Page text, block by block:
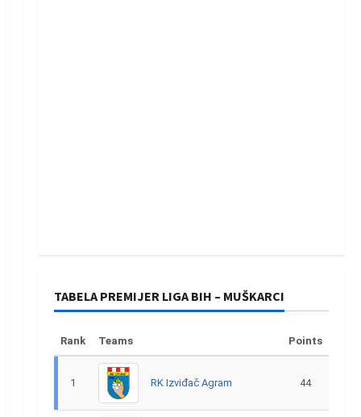
TABELA PREMIJER LIGA BIH – MUŠKARCI
Rank Teams Points
1 RK Izviđač Agram 44